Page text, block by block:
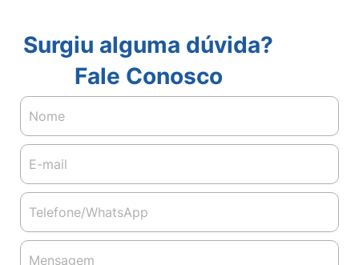
Surgiu alguma dúvida?
Fale Conosco